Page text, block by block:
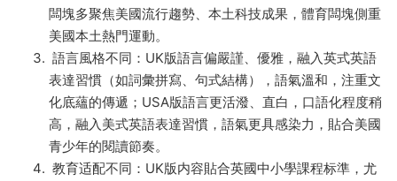
闆塊多聚焦美國流行趨勢、本土科技成果，體育闆塊側重
美國本土熱門運動。
語言風格不同：UK版語言偏嚴謹、優雅，融入英式英語
表達習慣（如詞彙拼寫、句式結構），語氣溫和，注重文
化底蘊的傳遞；USA版語言更活潑、直白，口語化程度稍
高，融入美式英語表達習慣，語氣更具感染力，貼合美國
青少年的閱讀節奏。
教育适配不同：UK版内容貼合英國中小學課程标準，尤